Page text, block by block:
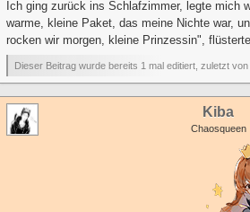
Ich ging zurück ins Schlafzimmer, legte mich
warme, kleine Paket, das meine Nichte war,
rocken wir morgen, kleine Prinzessin",
Dieser Beitrag wurde bereits 1 mal editiert, zuletzt von
Kiba
Chaosqueen